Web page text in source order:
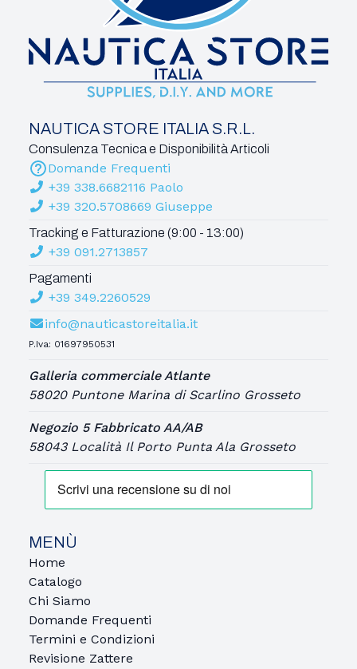
NAUTICA STORE ITALIA S.R.L.
Consulenza Tecnica e Disponibilità Articoli
Domande Frequenti
+39 338.6682116 Paolo
+39 320.5708669 Giuseppe
Tracking e Fatturazione (9:00 - 13:00)
+39 091.2713857
Pagamenti
+39 349.2260529
info@nauticastoreitalia.it
P.Iva: 01697950531
Galleria commerciale Atlante
58020 Puntone Marina di Scarlino Grosseto
Negozio 5 Fabbricato AA/AB
58043 Località Il Porto Punta Ala Grosseto
MENÙ
Home
Catalogo
Chi Siamo
Domande Frequenti
Termini e Condizioni
Revisione Zattere